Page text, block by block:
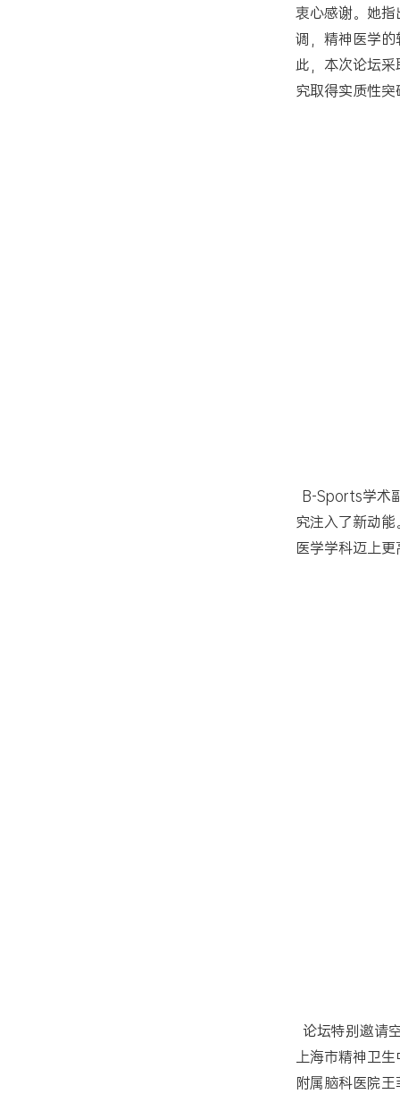
衷心感谢。她
调，精神医学
此，本次论坛
究取得实质性突
B-Sports学术
究注入了新动
医学学科迈上
论坛特别邀请
上海市精神卫
附属脑科医院